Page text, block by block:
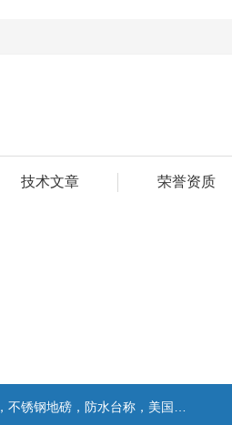
技术文章 荣誉资质
称，美国双杰天平，报警电子称